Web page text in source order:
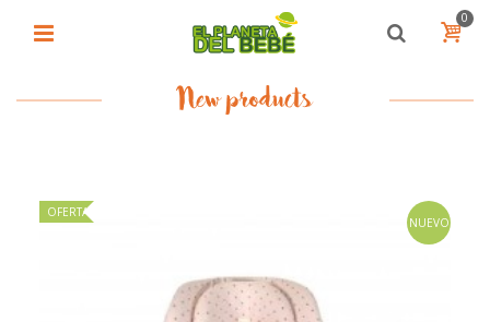
0
New products
NUEVO
OFERTA